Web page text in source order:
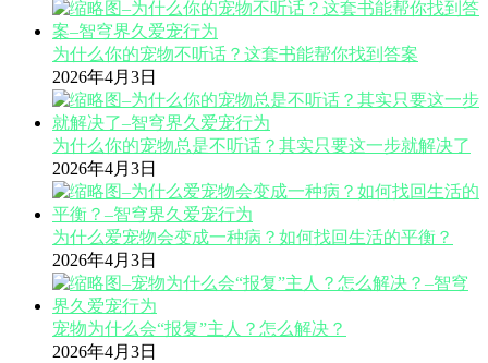
为什么你的宠物不听话？这套书能帮你找到答案
2026年4月3日
为什么你的宠物总是不听话？其实只要这一步就解决了
2026年4月3日
为什么爱宠物会变成一种病？如何找回生活的平衡？
2026年4月3日
宠物为什么会“报复”主人？怎么解决？
2026年4月3日